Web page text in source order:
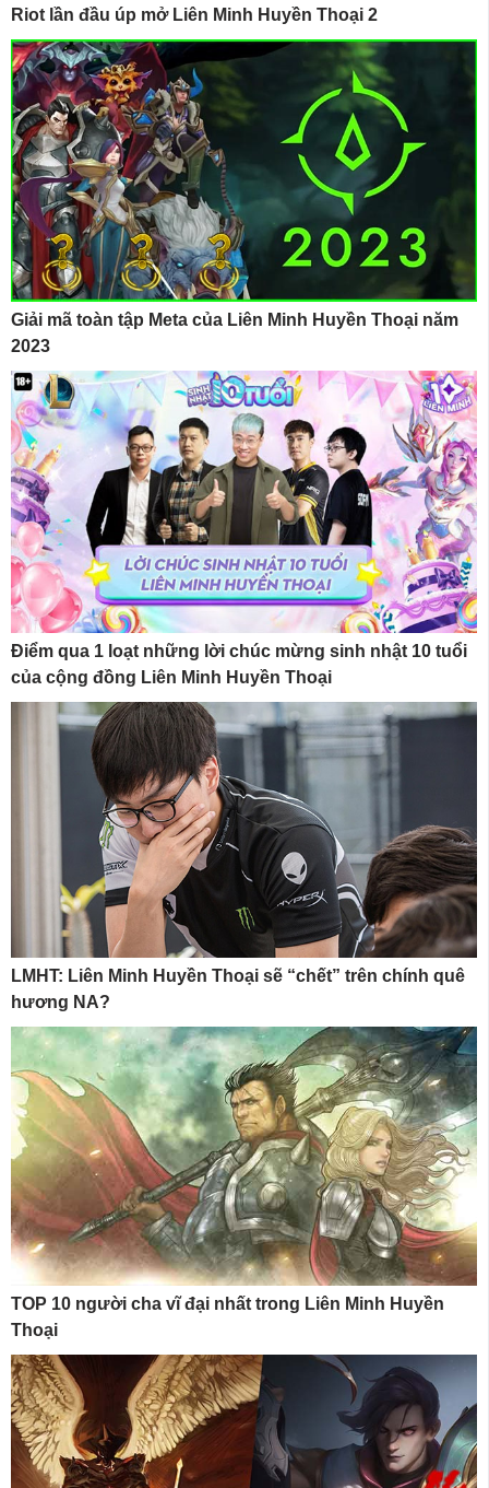
Riot lần đầu úp mở Liên Minh Huyền Thoại 2
Giải mã toàn tập Meta của Liên Minh Huyền Thoại năm
2023
Điểm qua 1 loạt những lời chúc mừng sinh nhật 10 tuổi
của cộng đồng Liên Minh Huyền Thoại
LMHT: Liên Minh Huyền Thoại sẽ “chết” trên chính quê
hương NA?
TOP 10 người cha vĩ đại nhất trong Liên Minh Huyền
Thoại